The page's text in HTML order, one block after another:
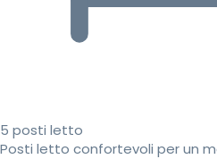
5 posti letto
Posti letto confortevoli per un